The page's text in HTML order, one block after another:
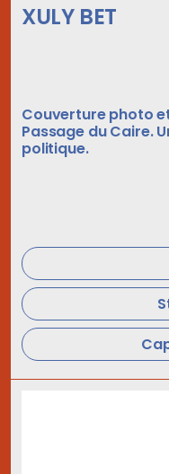
XULY BET
Couverture photo
Passage du Caire.
politique.